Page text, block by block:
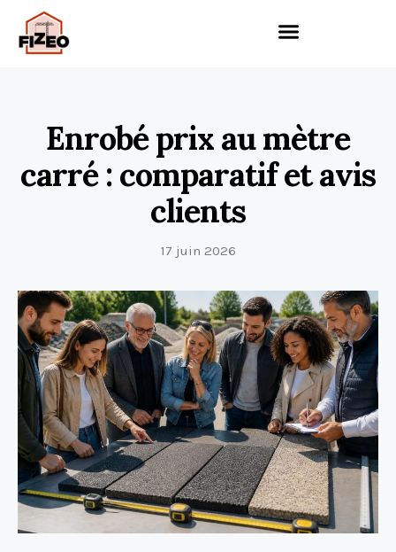
Enrobé prix au mètre
carré : comparatif et avis
clients
17 juin 2026